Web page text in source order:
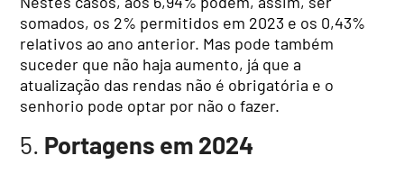
somados, os 2% permitidos em 2023 e os 0,43%
relativos ao ano anterior. Mas pode também
suceder que não haja aumento, já que a
atualização das rendas não é obrigatória e o
senhorio pode optar por não o fazer.
5. Portagens em 2024